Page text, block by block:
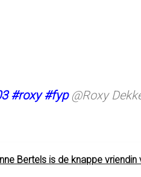
#roxy #fyp@Roxy
Bertels is de knappe